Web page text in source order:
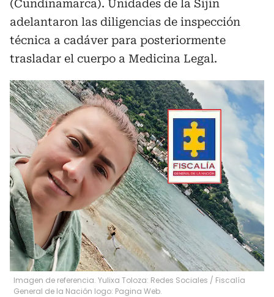
(Cundinamarca). Unidades de la Sijin
adelantaron las diligencias de inspección
técnica a cadáver para posteriormente
trasladar el cuerpo a Medicina Legal.
Imagen de referencia. Yulixa Toloza: Redes Sociales / Fiscalía
General de la Nación logo: Pagina Web.